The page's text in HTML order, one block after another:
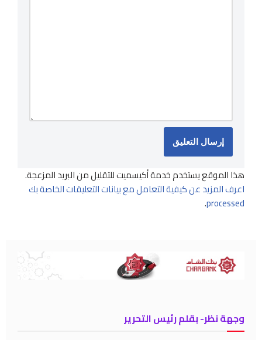
هذا الموقع يستخدم خدمة أكيسميت للتقليل من البريد المزعجة.
اعرف المزيد عن كيفية التعامل مع بيانات التعليقات الخاصة بك
processed
.
وجهة نظر- بقلم رئيس التحرير